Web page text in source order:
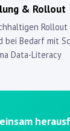
& Rollout
bei Bedarf mit
Data-Literacy